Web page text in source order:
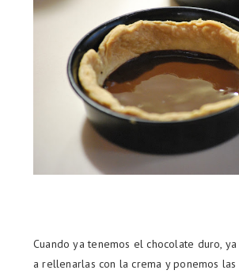
Cuando ya tenemos el chocolate duro,
a rellenarlas con la crema y ponemos